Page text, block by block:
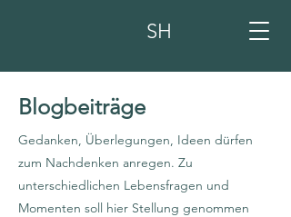
SH
Blogbeiträge
Gedanken, Überlegungen, Ideen dürfen
zum Nachdenken anregen. Zu
unterschiedlichen Lebensfragen und
Momenten soll hier Stellung genommen